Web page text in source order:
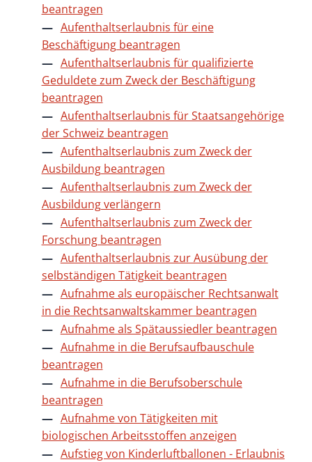
beantragen
Aufenthaltserlaubnis für eine
Beschäftigung beantragen
Aufenthaltserlaubnis für qualifizierte
Geduldete zum Zweck der Beschäftigung
beantragen
Aufenthaltserlaubnis für Staatsangehörige
der Schweiz beantragen
Aufenthaltserlaubnis zum Zweck der
Ausbildung beantragen
Aufenthaltserlaubnis zum Zweck der
Ausbildung verlängern
Aufenthaltserlaubnis zum Zweck der
Forschung beantragen
Aufenthaltserlaubnis zur Ausübung der
selbständigen Tätigkeit beantragen
Aufnahme als europäischer Rechtsanwalt
in die Rechtsanwaltskammer beantragen
Aufnahme als Spätaussiedler beantragen
Aufnahme in die Berufsaufbauschule
beantragen
Aufnahme in die Berufsoberschule
beantragen
Aufnahme von Tätigkeiten mit
biologischen Arbeitsstoffen anzeigen
Aufstieg von Kinderluftballonen - Erlaubnis